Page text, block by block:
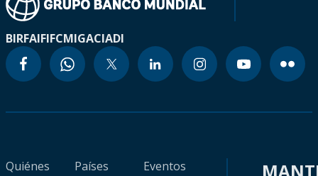
BIRFAIFIFCMIGACIADI
Quiénes
Países
Eventos